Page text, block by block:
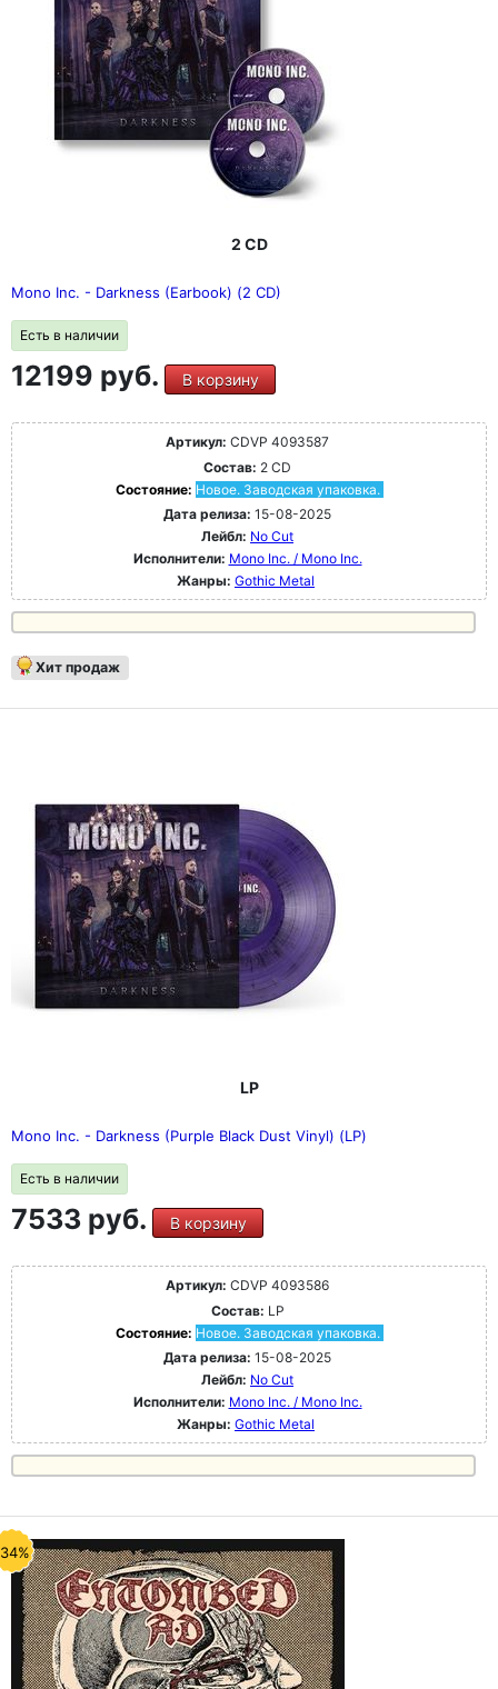
2 CD
Mono Inc. - Darkness (Earbook) (2 CD)
Есть в наличии
12199 руб. В корзину
Артикул: CDVP 4093587
Состав: 2 CD
Состояние: Новое. Заводская упаковка.
Дата релиза: 15-08-2025
Лейбл: No Cut
Исполнители: Mono Inc. / Mono Inc.
Жанры: Gothic Metal
Хит продаж
LP
Mono Inc. - Darkness (Purple Black Dust Vinyl) (LP)
Есть в наличии
7533 руб. В корзину
Артикул: CDVP 4093586
Состав: LP
Состояние: Новое. Заводская упаковка.
Дата релиза: 15-08-2025
Лейбл: No Cut
Исполнители: Mono Inc. / Mono Inc.
Жанры: Gothic Metal